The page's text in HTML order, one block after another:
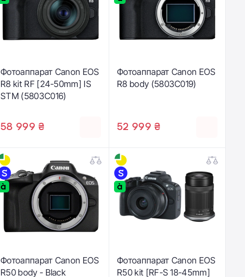
Фотоаппарат Canon EOS
R8 kit RF [24-50mm] IS
STM (5803C016)
58 999 ₴
Фотоаппарат Canon EOS
R8 body (5803C019)
52 999 ₴
Фотоаппарат Canon EOS
R50 body - Black
Фотоаппарат Canon EOS
R50 kit [RF-S 18-45mm]